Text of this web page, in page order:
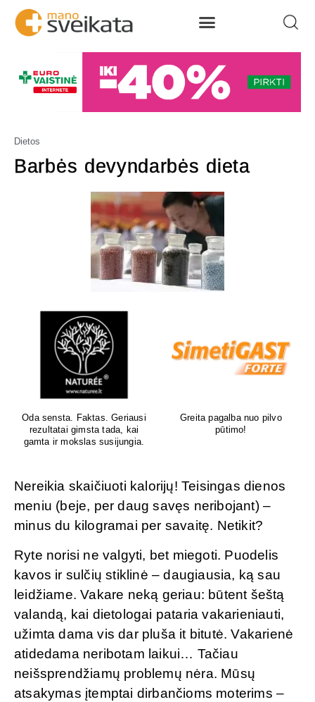
Dietos
Barbės devyndarbės dieta
Oda sensta. Faktas. Geriausi
rezultatai gimsta tada, kai
gamta ir mokslas susijungia.
Greita pagalba nuo pilvo
pūtimo!
Nereikia skaičiuoti kalorijų! Teisingas dienos
meniu (beje, per daug savęs neribojant) –
minus du kilogramai per savaitę. Netikit?
Ryte norisi ne valgyti, bet miegoti. Puodelis
kavos ir sulčių stiklinė – daugiausia, ką sau
leidžiame. Vakare neką geriau: būtent šeštą
valandą, kai dietologai pataria vakarieniauti,
užimta dama vis dar pluša it bitutė. Vakarienė
atidedama neribotam laikui… Tačiau
neišsprendžiamų problemų nėra. Mūsų
atsakymas įtemptai dirbančioms moterims –